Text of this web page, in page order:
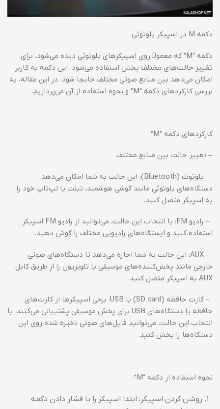
دکمه M در اسپیکر بلوتوثی
دکمه “M” که معمولاً روی اسپیکرهای بلوتوثی دیده می‌شود، برای
تغییر حالت‌های مختلف پخش استفاده می‌شود. این دکمه به کاربر
امکان می‌دهد بین منابع صوتی مختلف جابجا شود. در این مقاله، به
بررسی کارکردهای دکمه “M” و نحوه استفاده از آن می‌پردازیم.
کارکردهای دکمه “M”
– تغییر حالت بین منابع مختلف
– بلوتوث (Bluetooth): این حالت به شما امکان می‌دهد
دستگاه‌های بلوتوثی مانند گوشی هوشمند، تبلت یا لپ‌تاپ خود را
به اسپیکر متصل کنید.
– رادیو FM: با انتخاب این حالت، می‌توانید از رادیو FM اسپیکر
استفاده کنید و ایستگاه‌های رادیویی مختلف را گوش دهید.
– AUX: این حالت به شما اجازه می‌دهد تا دستگاه‌های صوتی
خارجی مانند پخش‌کننده‌های موسیقی یا تلویزیون را از طریق کابل
AUX به اسپیکر متصل کنید.
– کارت حافظه (SD card) یا USB: برخی اسپیکرها از کارت‌های
حافظه یا دستگاه‌های USB برای پخش موسیقی پشتیبانی می‌کنند. با
انتخاب این حالت، می‌توانید فایل‌های صوتی ذخیره شده روی این
دستگاه‌ها را پخش کنید.
نحوه استفاده از دکمه “M”
روشن کردن اسپیکر: ابتدا اسپیکر را با فشار دادن دکمه